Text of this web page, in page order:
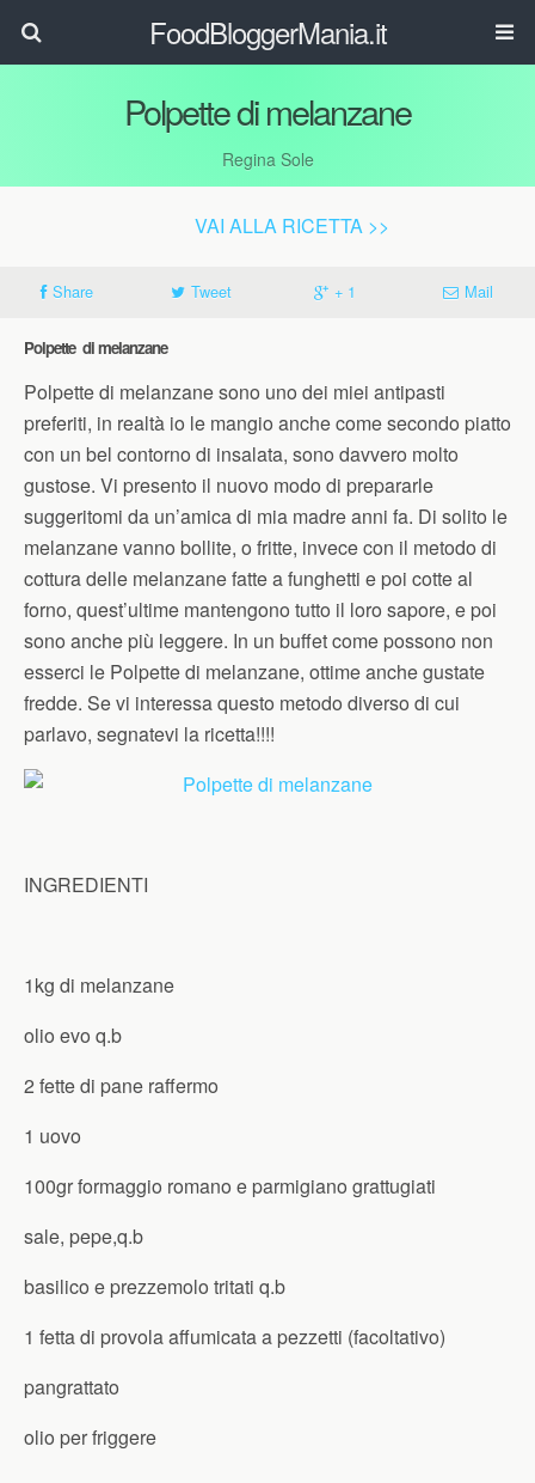
FoodBloggerMania.it
Polpette di melanzane
Regina Sole
VAI ALLA RICETTA >>
Share Tweet + 1 Mail
Polpette di melanzane
Polpette di melanzane sono uno dei miei antipasti
preferiti, in realtà io le mangio anche come secondo piatto
con un bel contorno di insalata, sono davvero molto
gustose. Vi presento il nuovo modo di prepararle
suggeritomi da un’amica di mia madre anni fa. Di solito le
melanzane vanno bollite, o fritte, invece con il metodo di
cottura delle melanzane fatte a funghetti e poi cotte al
forno, quest’ultime mantengono tutto il loro sapore, e poi
sono anche più leggere. In un buffet come possono non
esserci le Polpette di melanzane, ottime anche gustate
fredde. Se vi interessa questo metodo diverso di cui
parlavo, segnatevi la ricetta!!!!
INGREDIENTI
1kg di melanzane
olio evo q.b
2 fette di pane raffermo
1 uovo
100gr formaggio romano e parmigiano grattugiati
sale, pepe,q.b
basilico e prezzemolo tritati q.b
1 fetta di provola affumicata a pezzetti (facoltativo)
pangrattato
olio per friggere